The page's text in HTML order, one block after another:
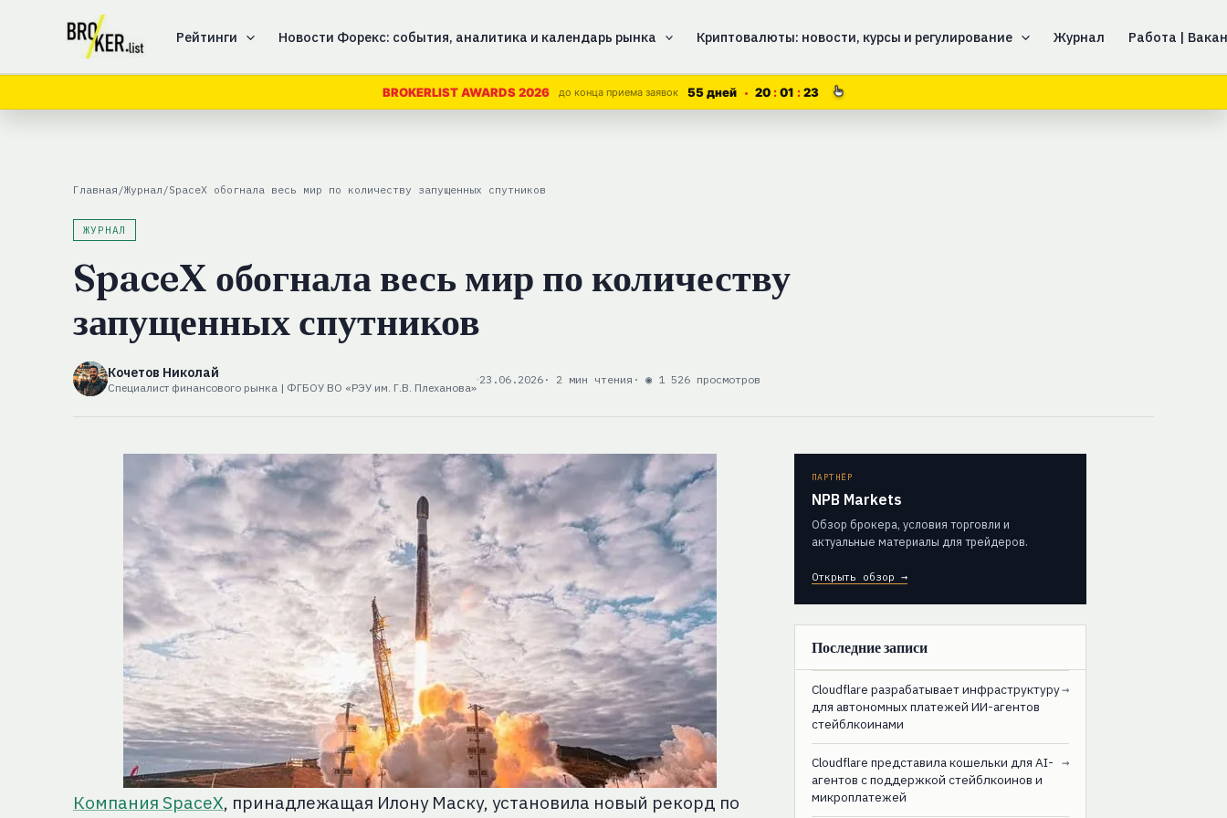
содержимому
Рейтинги Новости Форекс: события, аналитика и календарь рынка Криптовалюты: новости, курсы и регулирование Журнал Работа |
BROKERLIST AWARDS 2026 до конца приема заявок 55 дней 20 01 23
Главная /Журнал /SpaceX обогнала весь мир по количеству запущенных спутников
ЖУРНАЛ
SpaceX обогнала весь мир по количеству
запущенных спутников
Кочетов Николай
Специалист финансового рынка | ФГБОУ ВО «РЭУ им. Г.В. Плеханова»
23.06.2026 · 2 мин чтения · ◉ 1 526 просмотров
Компания SpaceX, принадлежащая Илону Маску, установила новый рекорд по
ПАРТНЁР
NPB Markets
Обзор брокера, условия торговли и
актуальные материалы для трейдеров.
Открыть обзор →
Последние записи
Cloudflare разрабатывает инфраструктуру
для автономных платежей ИИ-агентов
стейблкоинами
→
Cloudflare представила кошельки для AI-
агентов с поддержкой стейблкоинов и
микроплатежей
→